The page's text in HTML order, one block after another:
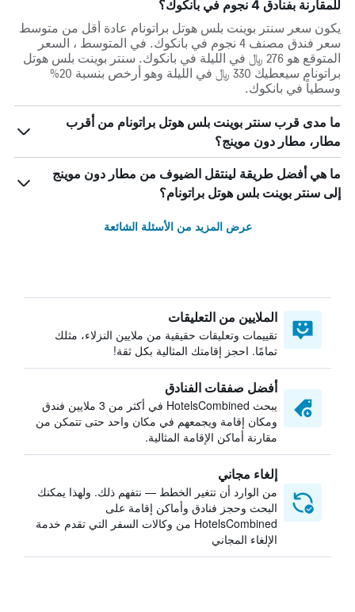
للمقارنة بفنادق 4 نجوم في بانكوك؟
يكون سعر سنتر بوينت بلس هوتل براتونام عادة أقل من متوسط ​​
سعر فندق مصنف 4 نجوم في بانكوك. في المتوسط ، السعر
المتوقع هو 276 ﷼ في الليلة في بانكوك. سنتر بوينت بلس هوتل
براتونام سيعطيك 330 ﷼ في الليلة وهو أرخص بنسبة 20%
وسطياً في بانكوك.
ما مدى قرب سنتر بوينت بلس هوتل براتونام من أقرب
مطار، مطار دون موينج؟
ما هي أفضل طريقة لينتقل الضيوف من مطار دون موينج
إلى سنتر بوينت بلس هوتل براتونام؟
عرض المزيد من الأسئلة الشائعة
الملايين من التعليقات
تقييمات وتعليقات حقيقية من ملايين النزلاء، مثلك
تمامًا. احجز إقامتك المثالية بكل ثقة!
أفضل صفقات الفنادق
يبحث HotelsCombined في أكثر من 3 ملايين فندق
ومكان إقامة ويجمعهم في مكان واحد حتى تتمكن من
مقارنة أماكن الإقامة المثالية.
إلغاء مجاني
من الوارد أن تتغير الخطط — نتفهم ذلك. ولهذا يمكنك
البحث وحجز فنادق وأماكن إقامة على
HotelsCombined من وكالات السفر التي تقدم خدمة
الإلغاء المجاني